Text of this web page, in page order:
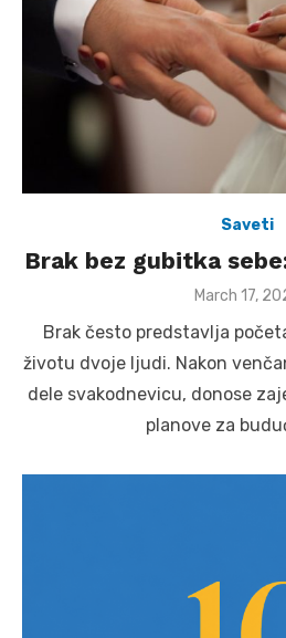
Saveti
Brak bez gubitka
Posted
March 17,
Brak često predstavlja
životu dvoje ljudi. Nakon
dele svakodnevicu, donose
planove za